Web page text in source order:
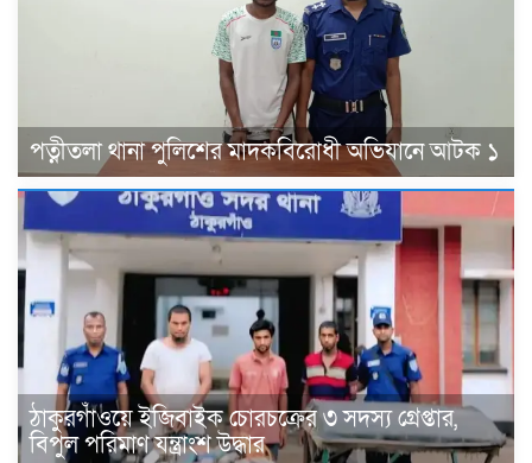
পত্নীতলা থানা পুলিশের মাদকবিরোধী অভিযানে আটক ১
ঠাকুরগাঁওয়ে ইজিবাইক চোরচক্রের ৩ সদস্য গ্রেপ্তার,
বিপুল পরিমাণ যন্ত্রাংশ উদ্ধার ‎